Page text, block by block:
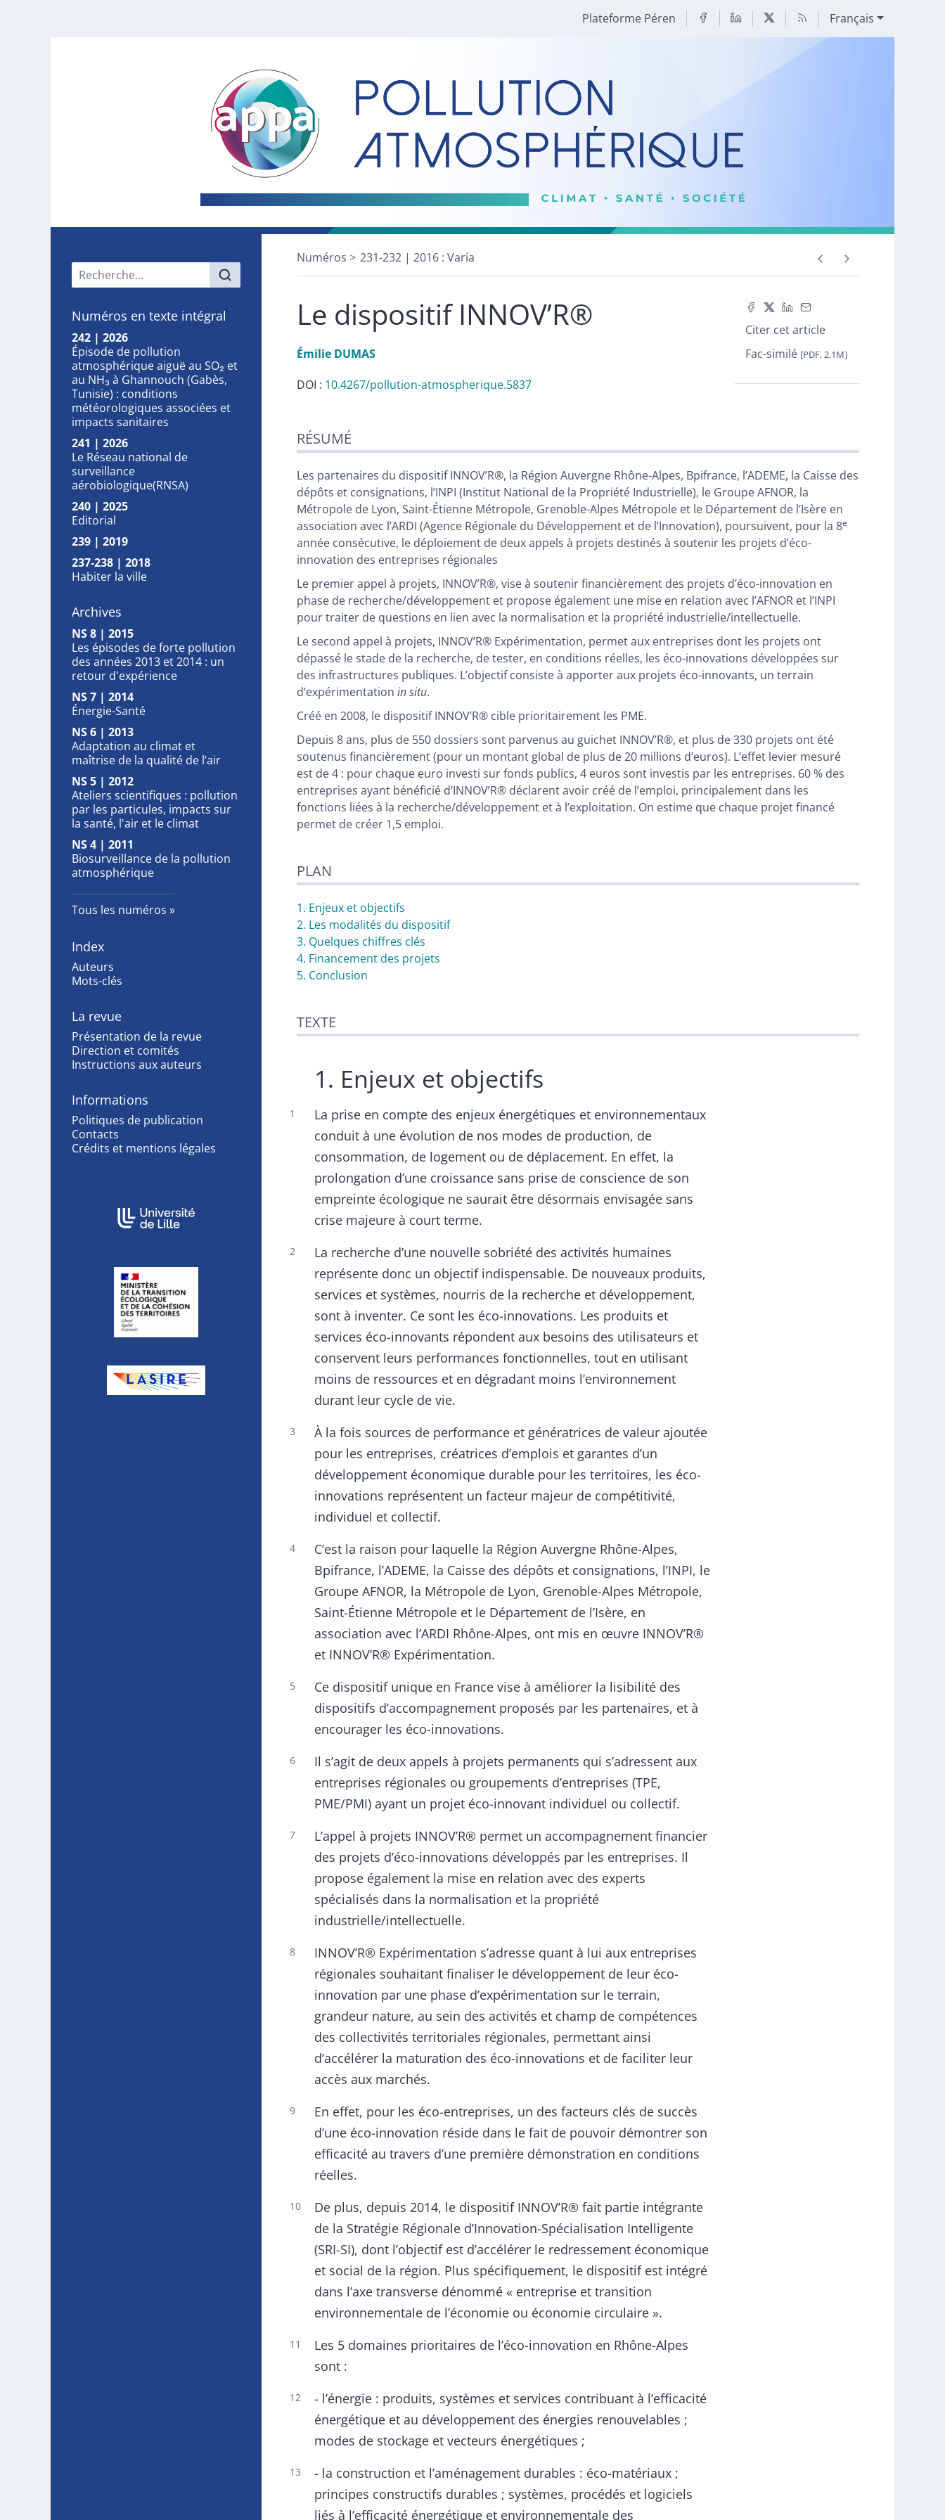
Plateforme Péren Français
Menu principal
Numéros en texte intégral
242 | 2026
Épisode de pollution
atmosphérique aiguë au SO₂ et
au NH₃ à Ghannouch (Gabès,
Tunisie) : conditions
météorologiques associées et
impacts sanitaires
241 | 2026
Le Réseau national de
surveillance
aérobiologique(RNSA)
240 | 2025
Editorial
239 | 2019
237-238 | 2018
Habiter la ville
Archives
NS 8 | 2015
Les épisodes de forte pollution
des années 2013 et 2014 : un
retour d'expérience
NS 7 | 2014
Énergie-Santé
NS 6 | 2013
Adaptation au climat et
maîtrise de la qualité de l’air
NS 5 | 2012
Ateliers scientifiques : pollution
par les particules, impacts sur
la santé, l'air et le climat
NS 4 | 2011
Biosurveillance de la pollution
atmosphérique
Tous les numéros
Index
Auteurs
Mots-clés
La revue
Présentation de la revue
Direction et comités
Instructions aux auteurs
Informations
Politiques de publication
Contacts
Crédits et mentions légales
Affiliations/partenaires
Numéros 231-232 | 2016 : Varia
Citer cet article
Fac-similé [PDF, 2,1M]
Le dispositif INNOV’R®
Émilie DUMAS
DOI : 10.4267/pollution-atmospherique.5837
Plan
Texte
Notes
Illustrations
Citer cet article
Auteur
RÉSUMÉ
Les partenaires du dispositif INNOV’R®, la Région Auvergne Rhône-Alpes, Bpifrance, l’ADEME, la Caisse des
dépôts et consignations, l’INPI (Institut National de la Propriété Industrielle), le Groupe AFNOR, la
Métropole de Lyon, Saint-Étienne Métropole, Grenoble-Alpes Métropole et le Département de l’Isère en
association avec l’ARDI (Agence Régionale du Développement et de l’Innovation), poursuivent, pour la 8e
année consécutive, le déploiement de deux appels à projets destinés à soutenir les projets d’éco-
innovation des entreprises régionales
Le premier appel à projets, INNOV’R®, vise à soutenir financièrement des projets d’éco-innovation en
phase de recherche/développement et propose également une mise en relation avec l’AFNOR et l’INPI
pour traiter de questions en lien avec la normalisation et la propriété industrielle/intellectuelle.
Le second appel à projets, INNOV’R® Expérimentation, permet aux entreprises dont les projets ont
dépassé le stade de la recherche, de tester, en conditions réelles, les éco-innovations développées sur
des infrastructures publiques. L’objectif consiste à apporter aux projets éco-innovants, un terrain
d’expérimentation in situ.
Créé en 2008, le dispositif INNOV’R® cible prioritairement les PME.
Depuis 8 ans, plus de 550 dossiers sont parvenus au guichet INNOV’R®, et plus de 330 projets ont été
soutenus financièrement (pour un montant global de plus de 20 millions d’euros). L’effet levier mesuré
est de 4 : pour chaque euro investi sur fonds publics, 4 euros sont investis par les entreprises. 60 % des
entreprises ayant bénéficié d’INNOV’R® déclarent avoir créé de l’emploi, principalement dans les
fonctions liées à la recherche/développement et à l’exploitation. On estime que chaque projet financé
permet de créer 1,5 emploi.
PLAN
1. Enjeux et objectifs
2. Les modalités du dispositif
3. Quelques chiffres clés
4. Financement des projets
5. Conclusion
TEXTE
1. Enjeux et objectifs
La prise en compte des enjeux énergétiques et environnementaux
conduit à une évolution de nos modes de production, de
consommation, de logement ou de déplacement. En effet, la
prolongation d’une croissance sans prise de conscience de son
empreinte écologique ne saurait être désormais envisagée sans
crise majeure à court terme.
La recherche d’une nouvelle sobriété des activités humaines
représente donc un objectif indispensable. De nouveaux produits,
services et systèmes, nourris de la recherche et développement,
sont à inventer. Ce sont les éco-innovations. Les produits et
services éco-innovants répondent aux besoins des utilisateurs et
conservent leurs performances fonctionnelles, tout en utilisant
moins de ressources et en dégradant moins l’environnement
durant leur cycle de vie.
À la fois sources de performance et génératrices de valeur ajoutée
pour les entreprises, créatrices d’emplois et garantes d’un
développement économique durable pour les territoires, les éco-
innovations représentent un facteur majeur de compétitivité,
individuel et collectif.
C’est la raison pour laquelle la Région Auvergne Rhône-Alpes,
Bpifrance, l’ADEME, la Caisse des dépôts et consignations, l’INPI, le
Groupe AFNOR, la Métropole de Lyon, Grenoble-Alpes Métropole,
Saint-Étienne Métropole et le Département de l’Isère, en
association avec l’ARDI Rhône-Alpes, ont mis en œuvre INNOV’R®
et INNOV’R® Expérimentation.
Ce dispositif unique en France vise à améliorer la lisibilité des
dispositifs d’accompagnement proposés par les partenaires, et à
encourager les éco-innovations.
Il s’agit de deux appels à projets permanents qui s’adressent aux
entreprises régionales ou groupements d’entreprises (TPE,
PME/PMI) ayant un projet éco-innovant individuel ou collectif.
L’appel à projets INNOV’R® permet un accompagnement financier
des projets d’éco-innovations développés par les entreprises. Il
propose également la mise en relation avec des experts
spécialisés dans la normalisation et la propriété
industrielle/intellectuelle.
INNOV’R® Expérimentation s’adresse quant à lui aux entreprises
régionales souhaitant finaliser le développement de leur éco-
innovation par une phase d’expérimentation sur le terrain,
grandeur nature, au sein des activités et champ de compétences
des collectivités territoriales régionales, permettant ainsi
d’accélérer la maturation des éco-innovations et de faciliter leur
accès aux marchés.
En effet, pour les éco-entreprises, un des facteurs clés de succès
d’une éco-innovation réside dans le fait de pouvoir démontrer son
efficacité au travers d’une première démonstration en conditions
réelles.
De plus, depuis 2014, le dispositif INNOV’R® fait partie intégrante
de la Stratégie Régionale d’Innovation-Spécialisation Intelligente
(SRI-SI), dont l’objectif est d’accélérer le redressement économique
et social de la région. Plus spécifiquement, le dispositif est intégré
dans l’axe transverse dénommé « entreprise et transition
environnementale de l’économie ou économie circulaire ».
Les 5 domaines prioritaires de l’éco-innovation en Rhône-Alpes
sont :
- l’énergie : produits, systèmes et services contribuant à l’efficacité
énergétique et au développement des énergies renouvelables ;
modes de stockage et vecteurs énergétiques ;
- la construction et l’aménagement durables : éco-matériaux ;
principes constructifs durables ; systèmes, procédés et logiciels
liés à l’efficacité énergétique et environnementale des